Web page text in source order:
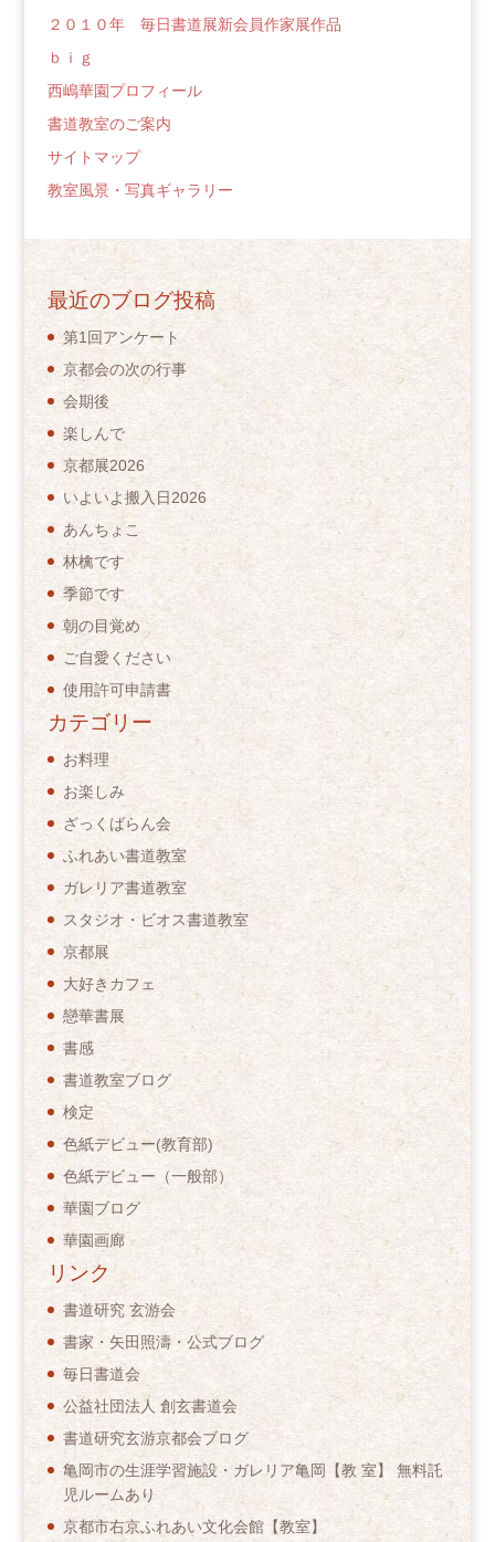
２０１０年 毎日書道展新会員作家展作品
ｂｉｇ
西嶋華園プロフィール
書道教室のご案内
サイトマップ
教室風景・写真ギャラリー
最近のブログ投稿
第1回アンケート
京都会の次の行事
会期後
楽しんで
京都展2026
いよいよ搬入日2026
あんちょこ
林檎です
季節です
朝の目覚め
ご自愛ください
使用許可申請書
カテゴリー
お料理
お楽しみ
ざっくばらん会
ふれあい書道教室
ガレリア書道教室
スタジオ・ビオス書道教室
京都展
大好きカフェ
戀華書展
書感
書道教室ブログ
検定
色紙デビュー(教育部)
色紙デビュー（一般部）
華園ブログ
華園画廊
リンク
書道研究 玄游会
書家・矢田照濤・公式ブログ
毎日書道会
公益社団法人 創玄書道会
書道研究玄游京都会ブログ
亀岡市の生涯学習施設・ガレリア亀岡【教 室】 無料託
児ルームあり
京都市右京ふれあい文化会館【教室】